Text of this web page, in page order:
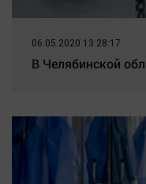
06.05.2020 13:28:17
В Челябинской